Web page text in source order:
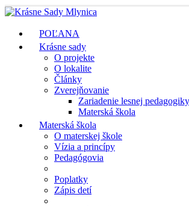
POĽANA
Krásne sady
O projekte
O lokalite
Články
Zverejňovanie
Zariadenie lesnej pedagogiky
Materská škola
Materská škola
O materskej škole
Vízia a princípy
Pedagógovia
Poplatky
Zápis detí